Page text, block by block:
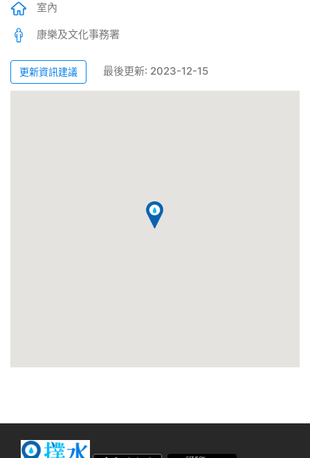
室內
康樂及文化事務署
更新資訊建議 最後更新: 2023-12-15